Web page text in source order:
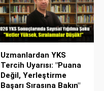
Uzmanlardan YKS
Tercih Uyarısı: "Puana
Değil, Yerleştirme
Başarı Sırasına Bakın"